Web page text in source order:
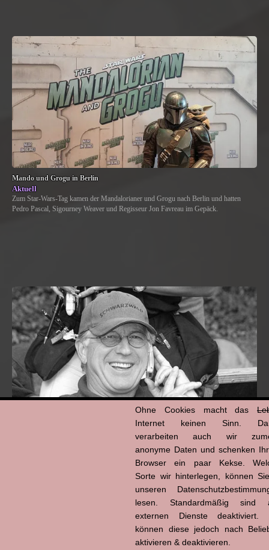
Mando und Grogu in Berlin
Aktuell
Zum Star-Wars-Tag kamen der Mandalorianer und Grogu nach Berlin und hatten
Pedro Pascal, Sigourney Weaver und Regisseur Jon Favreau im Gepäck.
Ohne Cookies macht das
Internet keinen Sinn.
verarbeiten auch wir
anonyme Daten und schenken
Browser ein paar Kekse.
Sorte wir hinterlegen, können
unseren
lesen. Standardmäßig sind
externen Dienste deaktiviert.
können diese jedoch nach
aktivieren & deaktivieren.